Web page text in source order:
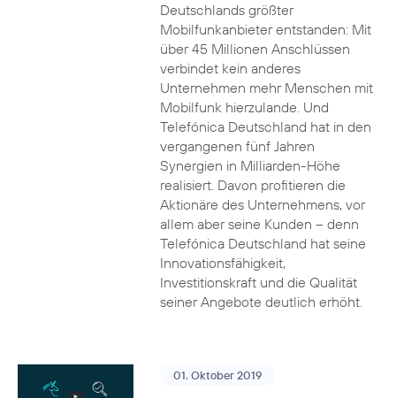
Deutschlands größter
Mobilfunkanbieter entstanden: Mit
über 45 Millionen Anschlüssen
verbindet kein anderes
Unternehmen mehr Menschen mit
Mobilfunk hierzulande. Und
Telefónica Deutschland hat in den
vergangenen fünf Jahren
Synergien in Milliarden-Höhe
realisiert. Davon profitieren die
Aktionäre des Unternehmens, vor
allem aber seine Kunden – denn
Telefónica Deutschland hat seine
Innovationsfähigkeit,
Investitionskraft und die Qualität
seiner Angebote deutlich erhöht.
01. Oktober 2019